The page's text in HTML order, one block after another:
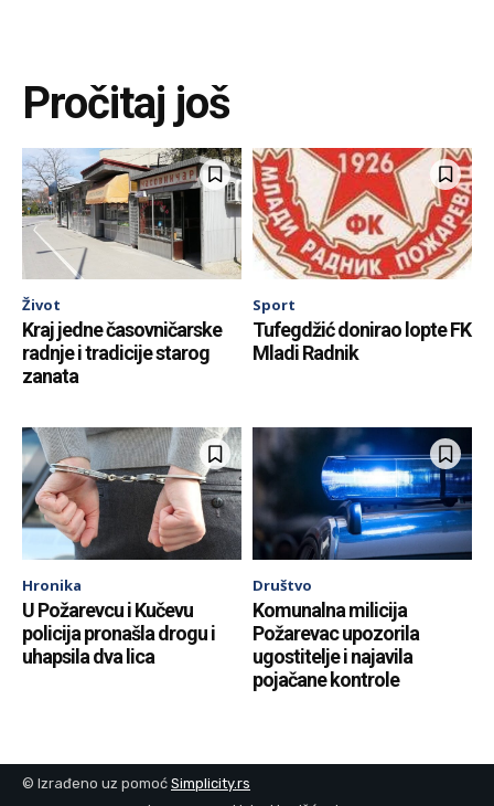
Pročitaj još
Život
Kraj jedne časovničarske
radnje i tradicije starog
zanata
Sport
Tufegdžić donirao lopte FK
Mladi Radnik
Hronika
U Požarevcu i Kučevu
policija pronašla drogu i
uhapsila dva lica
Društvo
Komunalna milicija
Požarevac upozorila
ugostitelje i najavila
pojačane kontrole
© Izrađeno uz pomoć Simplicity.rs